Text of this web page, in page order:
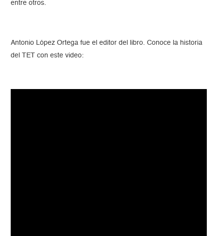
entre otros.
Antonio López Ortega fue el editor del libro. Conoce la historia
del TET con este video: